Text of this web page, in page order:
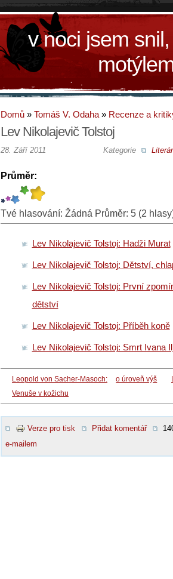
v noci jsem
Domů » Tomáš V. Odaha » Recenze a
Lev Nikolajevič Tolstoj
Kategorie
28. Září 2011
Průměr:
Tvé hlasování: Žádná Průměr: 5 (2
Lev Nikolajevič Tolstoj: Hadži Murat
Lev Nikolajevič Tolstoj: Dětství,
Lev Nikolajevič Tolstoj: První
dětství
Lev Nikolajevič Tolstoj: Příběh koně
Lev Nikolajevič Tolstoj: Smrt Ivana
Leopold von Sacher-Masoch:
Venuše v kožichu
o úroveň výš
Verze pro tisk Přidat komentář
e-mailem